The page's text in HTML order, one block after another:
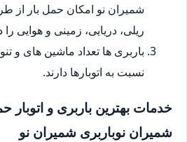
شمیران نو امکان حمل بار از
ریلی، دریایی، زمینی و هوایی را
باربری ها تعداد ماشین های و
نسبت به اتوبارها دارند.
خدمات بهترین باربری و اتوبار
شمیران نوباربری شمیران نو